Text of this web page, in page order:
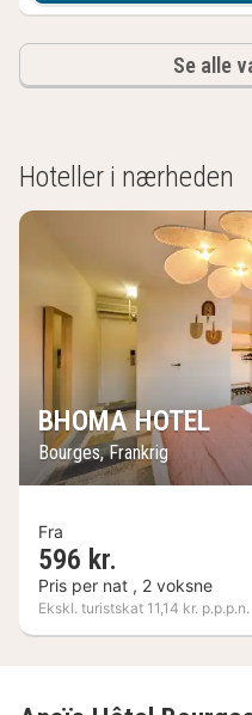
Se alle
Hoteller i nærheden
BHOMA HOTEL
Bourges, Frankrig
Fra
596 kr.
Pris per nat , 2 voksne
Ekskl. turistskat 11,14 kr. p.p.p.n.